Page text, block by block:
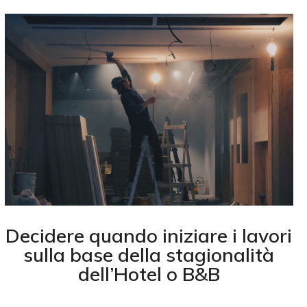
Decidere quando iniziare i lavori
sulla base della stagionalità
dell’Hotel o B&B